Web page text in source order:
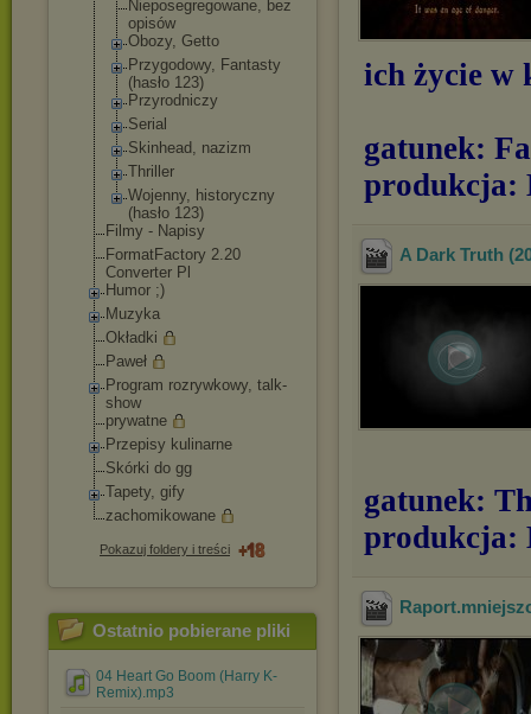
Nieposegregowane, bez
opisów
Obozy, Getto
Przygodowy, Fantasty
(hasło 123)
Przyrodniczy
Serial
Skinhead, nazizm
Thriller
Wojenny, historyczny
(hasło 123)
Filmy - Napisy
FormatFactory 2.20
Converter Pl
Humor ;)
Muzyka
Okładki
Paweł
Program rozrywkowy, talk-
show
prywatne
Przepisy kulinarne
Skórki do gg
Tapety, gify
zachomikowane
Pokazuj foldery i treści
Ostatnio pobierane pliki
04 Heart Go Boom (Harry K-
Remix).mp3
ich życie
gatunek:
produkcja:
A Dark Truth
gatunek:
produkcja: